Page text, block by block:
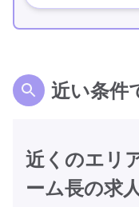
近い条件
近くのエリ
ーム長の求